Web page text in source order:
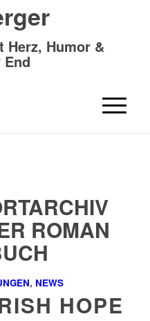
Herz, Humor &
End
ROMAN
, NEWS
HOPE